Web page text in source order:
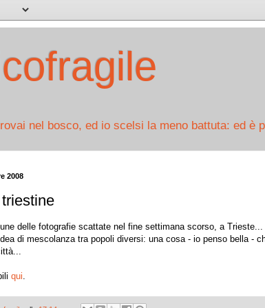
nel bosco, ed io scelsi la meno battuta: ed è
2008
delle fotografie scattate nel fine settimana scorso, a
di mescolanza tra popoli diversi: una cosa - io penso bella -
qui.